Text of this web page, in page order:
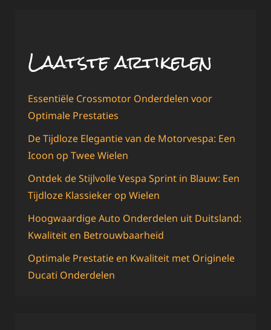
Laatste artikelen
Essentiële Crossmotor Onderdelen voor
Optimale Prestaties
De Tijdloze Elegantie van de Motorvespa: Een
Icoon op Twee Wielen
Ontdek de Stijlvolle Vespa Sprint in Blauw: Een
Tijdloze Klassieker op Wielen
Hoogwaardige Auto Onderdelen uit Duitsland:
Kwaliteit en Betrouwbaarheid
Optimale Prestatie en Kwaliteit met Originele
Ducati Onderdelen